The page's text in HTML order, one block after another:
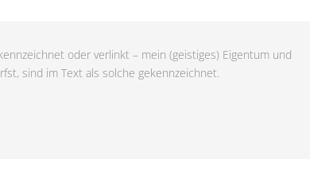
oder verlinkt – mein (geistiges) Eigentum und
sind im Text als solche gekennzeichnet.